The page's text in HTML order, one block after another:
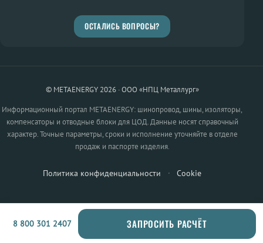
ОСТАЛИСЬ ВОПРОСЫ?
© METAENERGY 2026 · ООО «НПЦ Металлург»
Информационный портал METAENERGY: шинопровод, шины, изоляторы,
компенсаторы и отводные блоки для ЦОД. Данные носят справочный
характер. Точные параметры, сроки и исполнение уточняйте в отделе
продаж и паспорте изделия.
Политика конфиденциальности · Cookie
8 800 301 2407 ЗАПРОСИТЬ РАСЧЁТ